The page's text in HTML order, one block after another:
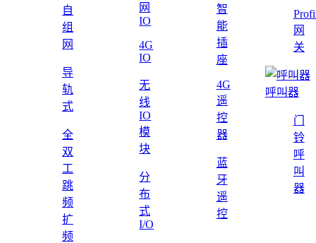
自
组
网
导
轨
式
全
双
工
跳
频
扩
频
网
IO
4G
IO
无
线
IO
模
块
分
布
式
I/O
智
能
插
座
4G
遥
控
器
蓝
牙
遥
控
网
关
呼叫器
门
铃
呼
叫
器